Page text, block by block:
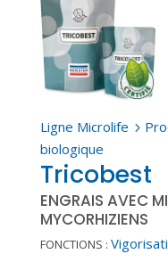
Ligne Microlife 5
biologique
Tricobest
ENGRAIS AVEC
MYCORHIZIENS
FONCTIONS :